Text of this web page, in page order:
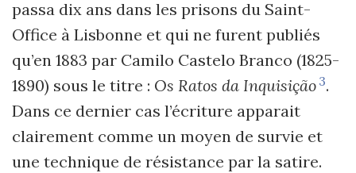
passa dix ans dans les prisons du Saint-
Office à Lisbonne et qui ne furent publiés
qu’en 1883 par Camilo Castelo Branco (1825-
1890) sous le titre : Os Ratos da Inquisição 3.
Dans ce dernier cas l’écriture apparait
clairement comme un moyen de survie et
une technique de résistance par la satire.